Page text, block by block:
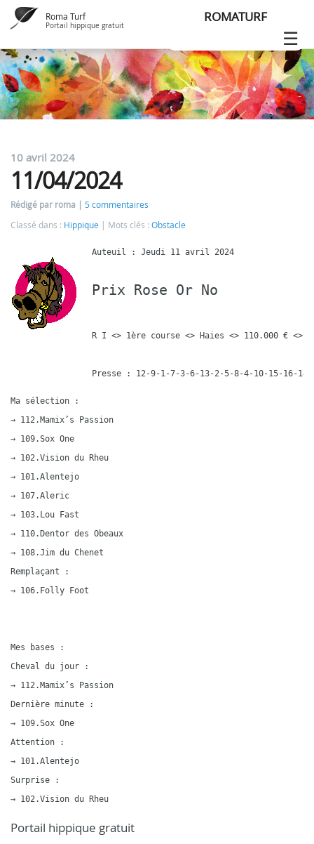
Roma Turf
Portail hippique gratuit
ROMATURF
10 avril 2024
11/04/2024
Rédigé par roma
5 commentaires
Classé dans : Hippique Mots clés : Obstacle
Prix Rose Or No
R I <> 1ère course <> Haies <> 110.000 € <>
Presse : 12-9-1-7-3-6-13-2-5-8-4-10-15-16-14-
Ma sélection :
→ 112.Mamix’s Passion
→ 109.Sox One
→ 102.Vision du Rheu
→ 101.Alentejo
→ 107.Aleric
→ 103.Lou Fast
→ 110.Dentor des Obeaux
→ 108.Jim du Chenet
Remplaçant :
→ 106.Folly Foot
Mes bases :
Cheval du jour :
→ 112.Mamix’s Passion
Dernière minute :
→ 109.Sox One
Attention :
→ 101.Alentejo
Surprise :
Portail hippique gratuit